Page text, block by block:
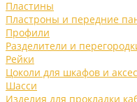
Пластины
Пластроны и передние
Профили
Разделители и
Рейки
Цоколи для шкафов и
Шасси
Изделия для прокладки